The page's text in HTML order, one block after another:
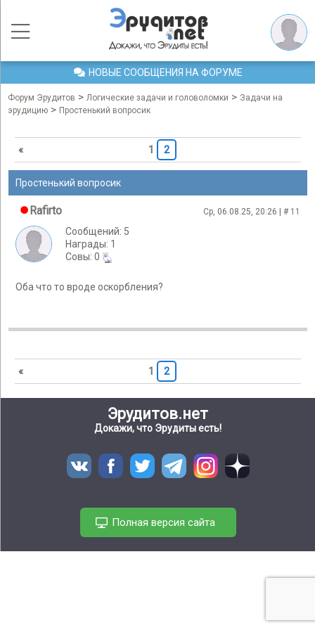
НОВЫЕ СООБЩЕНИЯ НА ФОРУМЕ
Форум Эрудитов > Логические задачи и головоломки > Задачи на
эрудицию > Простенький вопросик
« 1 2
Простенький вопросик
Rafirto Ср, 06.08.25, 20:26 | # 11
Сообщений: 5
Награды: 1
Cовы: 0
Оба что то вроде оскорбления?
« 1 2
Эрудитов.нет
Докажи, что Эрудиты есть!
Полная версия сайта